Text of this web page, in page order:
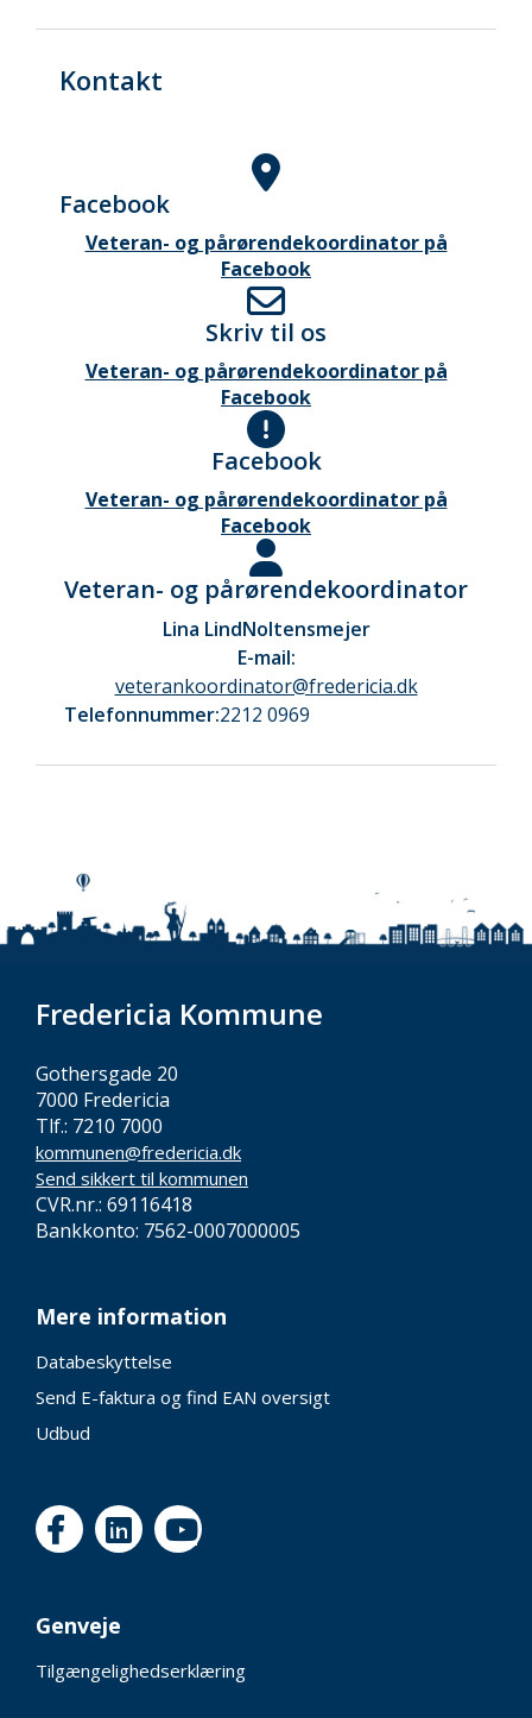
Kontakt
Facebook
Veteran- og pårørendekoordinator på
Facebook
Skriv til os
Veteran- og pårørendekoordinator på
Facebook
Facebook
Veteran- og pårørendekoordinator på
Facebook
Veteran- og pårørendekoordinator
Lina LindNoltensmejer
E-mail:
veterankoordinator@fredericia.dk
Telefonnummer:2212 0969
Fredericia Kommune
Gothersgade 20
7000 Fredericia
Tlf.: 7210 7000
kommunen@fredericia.dk
Send sikkert til kommunen
CVR.nr.: 69116418
Bankkonto: 7562-0007000005
Mere information
Databeskyttelse
Send E-faktura og find EAN oversigt
Udbud
Genveje
Tilgængelighedserklæring